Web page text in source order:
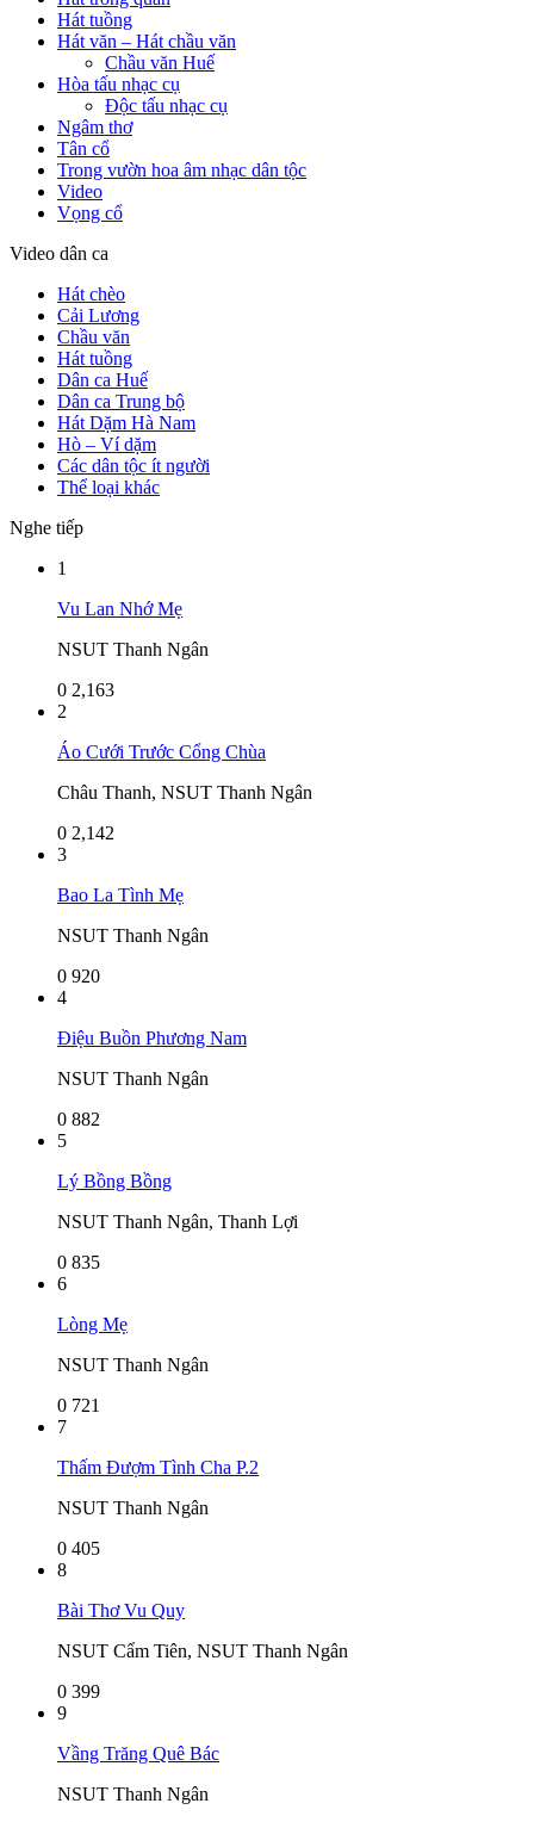
Hát tuồng
Hát văn – Hát chầu văn
Chầu văn Huế
Hòa tấu nhạc cụ
Độc tấu nhạc cụ
Ngâm thơ
Tân cổ
Trong vườn hoa âm nhạc dân tộc
Video
Vọng cổ
Video dân ca
Hát chèo
Cải Lương
Chầu văn
Hát tuồng
Dân ca Huế
Dân ca Trung bộ
Hát Dặm Hà Nam
Hò – Ví dặm
Các dân tộc ít người
Thể loại khác
Nghe tiếp
1
Vu Lan Nhớ Mẹ
NSUT Thanh Ngân
0 2,163
2
Áo Cưới Trước Cổng Chùa
Châu Thanh, NSUT Thanh Ngân
0 2,142
3
Bao La Tình Mẹ
NSUT Thanh Ngân
0 920
4
Điệu Buồn Phương Nam
NSUT Thanh Ngân
0 882
5
Lý Bồng Bồng
NSUT Thanh Ngân, Thanh Lợi
0 835
6
Lòng Mẹ
NSUT Thanh Ngân
0 721
7
Thấm Đượm Tình Cha P.2
NSUT Thanh Ngân
0 405
8
Bài Thơ Vu Quy
NSUT Cẩm Tiên, NSUT Thanh Ngân
0 399
9
Vầng Trăng Quê Bác
NSUT Thanh Ngân